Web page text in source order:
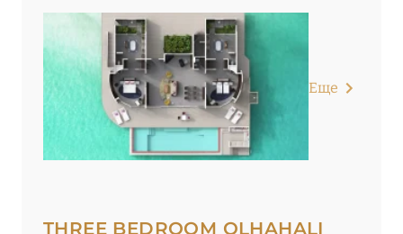
Еще
THREE BEDROOM OLHAHALI